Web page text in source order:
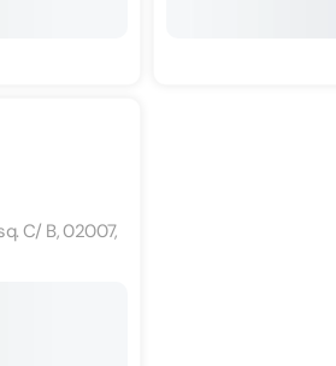
C/ B, 02007,